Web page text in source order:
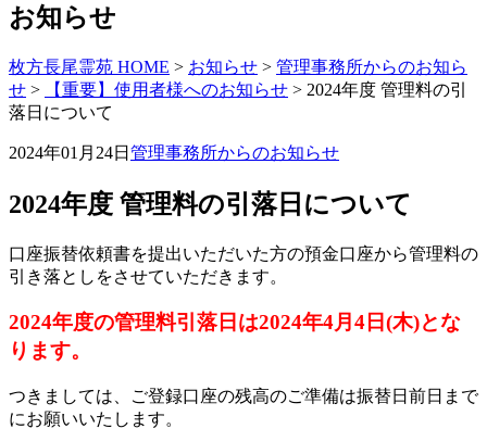
お知らせ
枚方長尾霊苑 HOME > お知らせ > 管理事務所からのお知ら
せ > 【重要】使用者様へのお知らせ > 2024年度 管理料の引
落日について
2024年01月24日 管理事務所からのお知らせ
2024年度 管理料の引落日について
口座振替依頼書を提出いただいた方の預金口座から管理料の
引き落としをさせていただきます。
2024年度の管理料引落日は2024年4月4日(木)とな
ります。
つきましては、ご登録口座の残高のご準備は振替日前日まで
にお願いいたします。